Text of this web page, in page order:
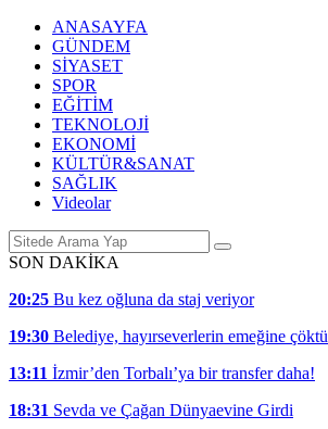
ANASAYFA
GÜNDEM
SİYASET
SPOR
EĞİTİM
TEKNOLOJİ
EKONOMİ
KÜLTÜR&SANAT
SAĞLIK
Videolar
SON DAKİKA
20:25 Bu kez oğluna da staj veriyor
19:30 Belediye, hayırseverlerin emeğine çöktü
13:11 İzmir’den Torbalı’ya bir transfer daha!
18:31 Sevda ve Çağan Dünyaevine Girdi